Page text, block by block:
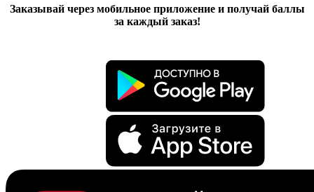
Заказывай через мобильное приложение и получай баллы
за каждый заказ!